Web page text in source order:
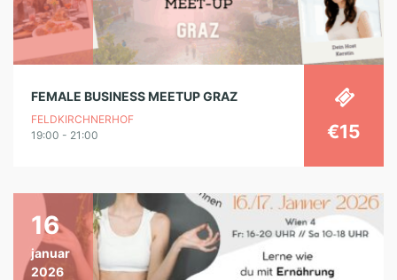
FEMALE BUSINESS MEETUP GRAZ
FELDKIRCHNERHOF
19:00 - 21:00
€15
16
januar
2026